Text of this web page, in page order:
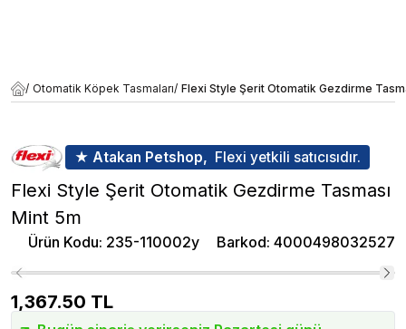
/ Otomatik Köpek Tasmaları/ Flexi Style Şerit Otomatik Gezdirme
★ Atakan Petshop, Flexi yetkili satıcısıdır.
Flexi Style Şerit Otomatik Gezdirme Tasması
Mint 5m
Ürün Kodu: 235-110002y Barkod: 4000498032527
1,367.50 TL